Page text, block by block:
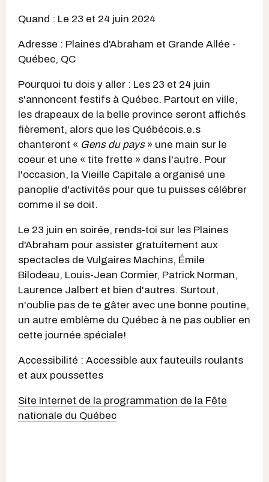
Quand : Le 23 et 24 juin 2024
Adresse : Plaines d'Abraham et Grande Allée -
Québec, QC
Pourquoi tu dois y aller : Les 23 et 24 juin
s'annoncent festifs à Québec. Partout en ville,
les drapeaux de la belle province seront affichés
fièrement, alors que les Québécois.e.s
chanteront « Gens du pays» une main sur le
coeur et une « tite frette » dans l'autre. Pour
l'occasion, la Vieille Capitale a organisé une
panoplie d'activités pour que tu puisses célébrer
comme il se doit.
Le 23 juin en soirée, rends-toi sur les Plaines
d'Abraham pour assister gratuitement aux
spectacles de Vulgaires Machins, Émile
Bilodeau, Louis-Jean Cormier, Patrick Norman,
Laurence Jalbert et bien d'autres. Surtout,
n'oublie pas de te gâter avec une bonne poutine,
un autre emblème du Québec à ne pas oublier en
cette journée spéciale!
Accessibilité : Accessible aux fauteuils roulants
et aux poussettes
Site Internet de la programmation de la Fête
nationale du Québec